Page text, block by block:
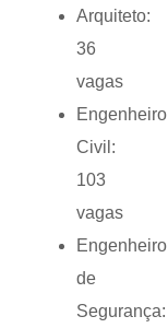
Arquiteto:
36
vagas
Engenheiro
Civil:
103
vagas
Engenheiro
de
Segurança: